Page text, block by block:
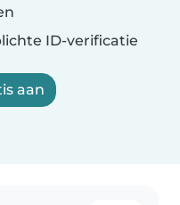
ID-verificatie
aan